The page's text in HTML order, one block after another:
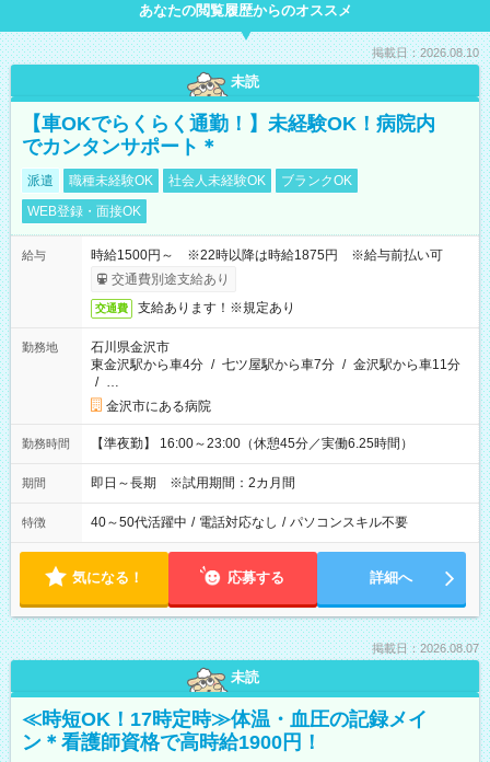
あなたの閲覧履歴からのオススメ
掲載日：2026.08.10
未読
【車OKでらくらく通勤！】未経験OK！病院内
でカンタンサポート＊
派遣 職種未経験OK 社会人未経験OK
ブランクOK
WEB登録・面接OK
給与
時給1500円～ ※22時以降は時給1875円 ※給与前払い可
交通費別途支給あり
交通費 支給あります！※規定あり
勤務地
石川県金沢市
東金沢駅から車4分 / 七ツ屋駅から車7分 / 金沢駅から車11分
/ …
金沢市にある病院
勤務時間 【準夜勤】 16:00～23:00（休憩45分／実働6.25時間）
期間 即日～長期 ※試用期間：2カ月間
特徴 40～50代活躍中 / 電話対応なし / パソコンスキル不要
気になる！ 応募する 詳細へ
掲載日：2026.08.07
未読
≪時短OK！17時定時≫体温・血圧の記録メイ
ン＊看護師資格で高時給1900円！